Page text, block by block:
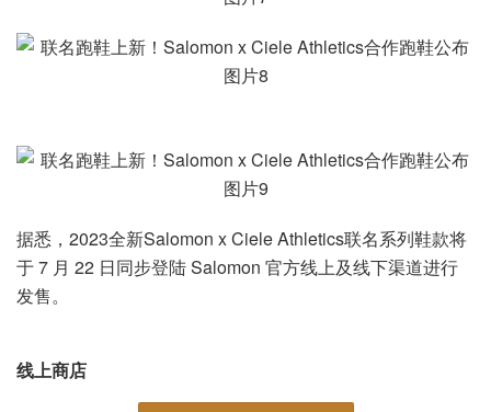
据悉，2023全新Salomon x Ciele Athletics联名系列鞋款将
于 7 月 22 日同步登陆 Salomon 官方线上及线下渠道进行
发售。
线上商店